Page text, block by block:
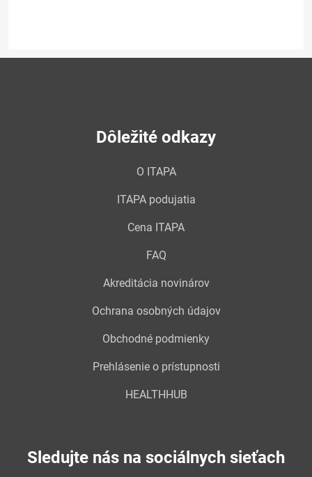
Dôležité odkazy
O ITAPA
ITAPA podujatia
Cena ITAPA
FAQ
Akreditácia novinárov
Ochrana osobných údajov
Obchodné podmienky
Prehlásenie o prístupnosti
HEALTHHUB
Sledujte nás na sociálnych sieťach